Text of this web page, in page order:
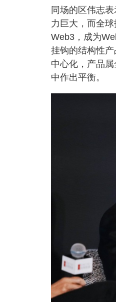
同场的区伟志
力巨大，而全
Web3，成为
挂钩的结构性
中心化，产品
中作出平衡。